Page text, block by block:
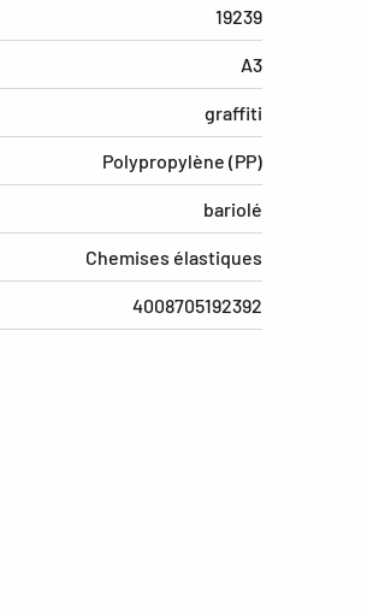
19239
A3
graffiti
Polypropylène (PP)
bariolé
Chemises élastiques
4008705192392